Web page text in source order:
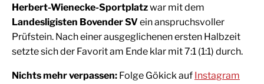
Herbert-Wienecke-Sportplatzwar mit dem
Landesligisten Bovender SVein anspruchsvoller
Prüfstein. Nach einer ausgeglichenen ersten Halbzeit
setzte sich der Favorit am Ende klar mit 7:1 (1:1) durch.
Nichts mehr verpassen: Folge Gökick auf Instagram